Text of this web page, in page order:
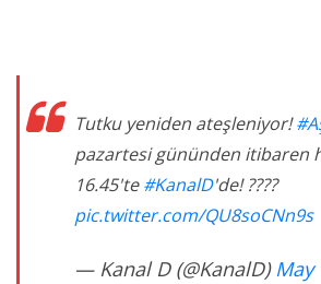
Tutku yeniden ateşleniyor!
pazartesi gününden itibaren
16.45'te#KanalD'de! ????
pic.twitter.com/QU8soCNn9s
— Kanal D (@KanalD)May